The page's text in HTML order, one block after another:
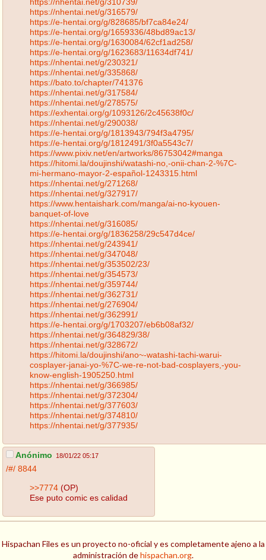
https://nhentai.net/g/316579/
https://e-hentai.org/g/828685/bf7ca84e24/
https://e-hentai.org/g/1659336/48bd89ac13/
https://e-hentai.org/g/1630084/62cf1ad258/
https://e-hentai.org/g/1623683/11634df741/
https://nhentai.net/g/230321/
https://nhentai.net/g/335868/
https://bato.to/chapter/741376
https://nhentai.net/g/317584/
https://nhentai.net/g/278575/
https://exhentai.org/g/1093126/2c45638f0c/
https://nhentai.net/g/290038/
https://e-hentai.org/g/1813943/794f3a4795/
https://e-hentai.org/g/1812491/3f0a5543c7/
https://www.pixiv.net/en/artworks/86753042#manga
https://hitomi.la/doujinshi/watashi-no,-onii-chan-2-%7C-
mi-hermano-mayor-2-español-1243315.html
https://nhentai.net/g/271268/
https://nhentai.net/g/327917/
https://www.hentaishark.com/manga/ai-no-kyouen-
banquet-of-love
https://nhentai.net/g/316085/
https://e-hentai.org/g/1836258/29c547d4ce/
https://nhentai.net/g/243941/
https://nhentai.net/g/347048/
https://nhentai.net/g/353502/23/
https://nhentai.net/g/354573/
https://nhentai.net/g/359744/
https://nhentai.net/g/362731/
https://nhentai.net/g/276904/
https://nhentai.net/g/362991/
https://e-hentai.org/g/1703207/eb6b08af32/
https://nhentai.net/g/364829/38/
https://nhentai.net/g/328672/
https://hitomi.la/doujinshi/ano~-watashi-tachi-warui-
cosplayer-janai-yo-%7C-we-re-not-bad-cosplayers,-you-
know-english-1905250.html
https://nhentai.net/g/366985/
https://nhentai.net/g/372304/
https://nhentai.net/g/377603/
https://nhentai.net/g/374810/
https://nhentai.net/g/377935/
Anónimo 18/01/22 05:17
/#/ 8844
>>7774 (OP)
Ese puto comic es calidad
Hispachan Files es un proyecto no-oficial y es completamente ajeno a la
administración dehispachan.org.